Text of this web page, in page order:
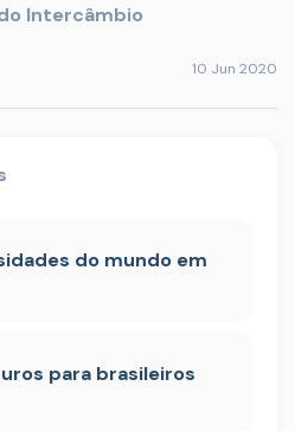
Intercâmbio
10 Jun 2020
do mundo em
para brasileiros